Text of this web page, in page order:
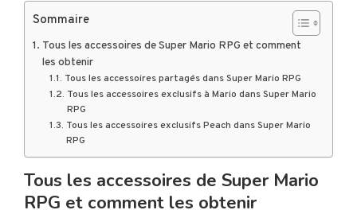
Sommaire
Tous les accessoires de Super Mario RPG et comment
les obtenir
Tous les accessoires partagés dans Super Mario RPG
Tous les accessoires exclusifs à Mario dans Super Mario
RPG
Tous les accessoires exclusifs Peach dans Super Mario
RPG
Tous les accessoires de Super Mario
RPG et comment les obtenir